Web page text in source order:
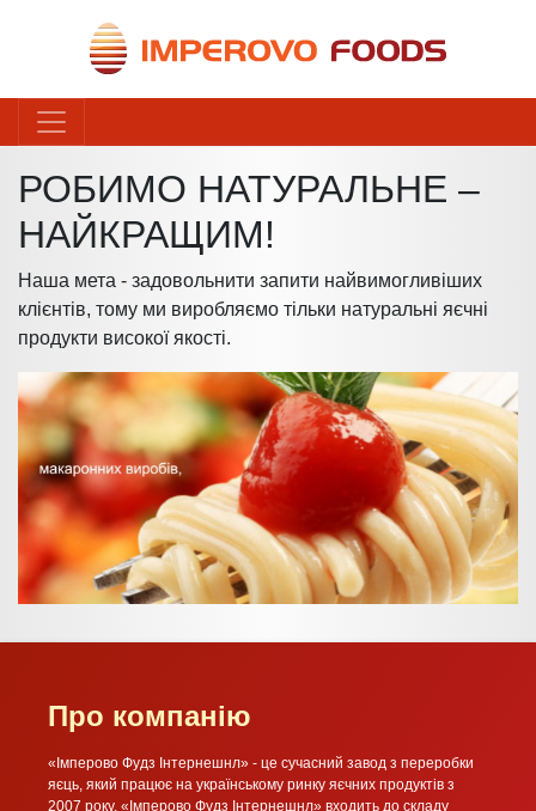
РОБИМО НАТУРАЛЬНЕ –
НАЙКРАЩИМ!
Наша мета - задовольнити запити найвимогливіших
клієнтів, тому ми виробляємо тільки натуральні яєчні
продукти високої якості.
Про компанію
«Імперово Фудз Інтернешнл» - це сучасний завод з переробки
яєць, який працює на українському ринку яєчних продуктів з
2007 року. «Імперово Фудз Інтернешнл» входить до складу